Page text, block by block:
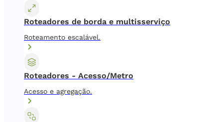
Roteadores de borda e multisserviço
Roteamento escalável.
Roteadores - Acesso/Metro
Acesso e agregação.